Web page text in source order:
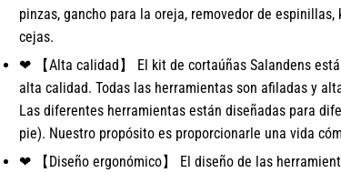
pinzas, gancho para la oreja, removedor de
cejas.
❤ 【Alta calidad】 El kit de cortaúñas Salandens
alta calidad. Todas las herramientas son afiladas y
Las diferentes herramientas están diseñadas para
pie). Nuestro propósito es proporcionarle una vida
❤ 【Diseño ergonómico】 El diseño de las